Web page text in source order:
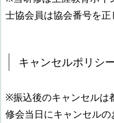
士協会員は協会番号を正
キャンセルポリシ
※振込後のキャンセルは
修会当日にキャンセル